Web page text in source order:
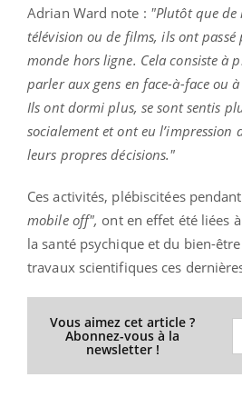
Adrian Ward note : "Plutôt que de
télévision ou de films, ils ont passé
monde hors ligne. Cela consiste à
parler aux gens en face-à-face ou
Ils ont dormi plus, se sont sentis
socialement et ont eu l’impression
leurs propres décisions."
Ces activités, plébiscitées
mobile off", ont en effet été liées
la santé psychique et du bien-
travaux scientifiques ces
Vous aimez cet article ?
Abonnez-vous à la
newsletter !